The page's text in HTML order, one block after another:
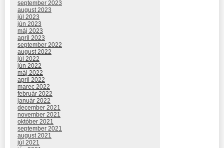
september 2023
august 2023
júl 2023
jún 2023
máj 2023
apríl 2023
september 2022
august 2022
júl 2022
jún 2022
máj 2022
apríl 2022
marec 2022
február 2022
január 2022
december 2021
november 2021
október 2021
september 2021
august 2021
júl 2021